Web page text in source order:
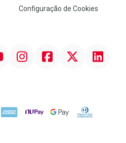
Configuração de Cookies
InstagramFacebook Linkedin
AMEX NuPay Google PayDiners Club